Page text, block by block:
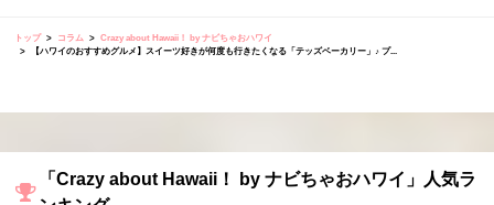
トップ コラム
Crazy about Hawaii！ by ナビちゃおハワイ
【ハワイのおすすめグルメ】スイーツ好きが何度も行きたくなる「テッズベーカリー」♪ プ...
「Crazy about Hawaii！ by ナビちゃおハワイ」人気ラ